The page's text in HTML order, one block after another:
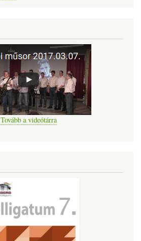
Tovább a videótárra